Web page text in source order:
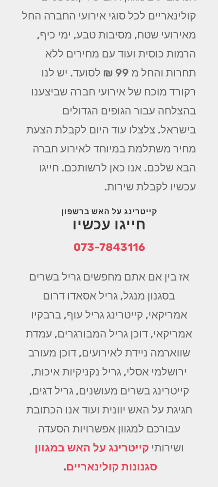
קולינאריים לכל סוגי אירועי החברה החל
מאירועי שטח, מסיבות טבע, ימי כיף,
הרמות כוסית ועוד עם מחירים ללא
תחרות והחל מ 99 ₪ לסועד. יש לנו
רקורד מוכח של אירועי חברה שביצענו
בהצלחה עבור הגופים הגדולים
בישראל. צלצלו עוד היום לקבלת הצעת
מחיר משתלמת במיוחד לאירוע חברה
הבא שלכם. אנו כאן לרשותכם. חייגו
עכשיו לקבלת שירות.
קייטרינג על האש ברשפון
חייגו עכשיו
073-7843116
אז בין אם אתם מחפשים גריל בשרים
בסגנון מנגל, גריל אסאדו דרום
אמריקאי, קייטרינג גריל עוף, ברבקיו
אמריקאי, דוכן גריל המבורגרים, עמדת
שווארמה ניידת לאירועים, דוכן מעורב
ירושלמי אסלי, גריל נקניקיות איכות,
קייטרינג בשרים מעושנים, גריל דגים,
חגיגת על האש יוונית ועוד אנו הכתובת
עבורכם למגוון אפשרויות הסעדה
ושירותיקייטרינג על האש במגוון
סגנונות קולינאריים.